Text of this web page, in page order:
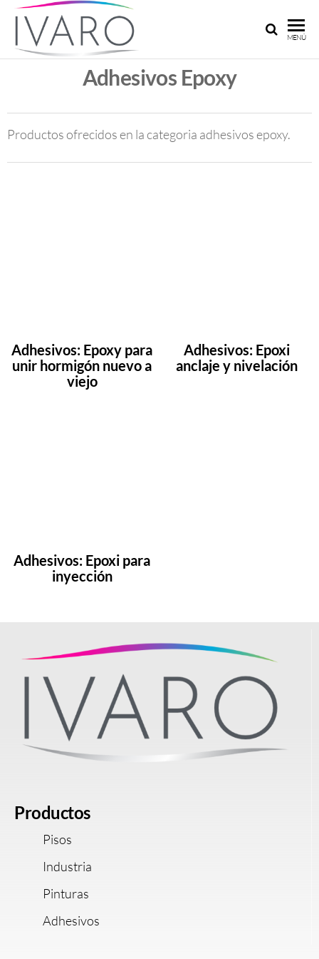
ARGENTINA
Pinturas y
adhesivos
medida
MENÚ
Adhesivos Epoxy
Productos ofrecidos en la categoria adhesivos epoxy.
Adhesivos: Epoxy para
unir hormigón nuevo a
viejo
Adhesivos: Epoxi
anclaje y nivelación
Adhesivos: Epoxi para
inyección
Productos
Pisos
Industria
Pinturas
Adhesivos